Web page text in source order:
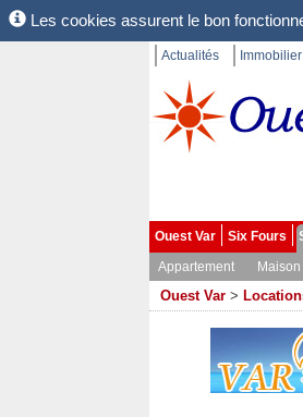
Les cookies assurent le bon
Actualités Immobilier
Ouest Var Six Fours
Appartement
Maison
Ouest Var >